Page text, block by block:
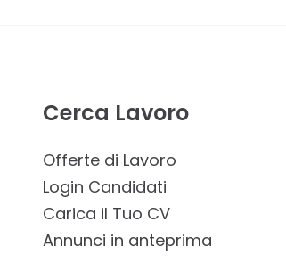
Cerca Lavoro
Offerte di Lavoro
Login Candidati
Carica il Tuo CV
Annunci in anteprima